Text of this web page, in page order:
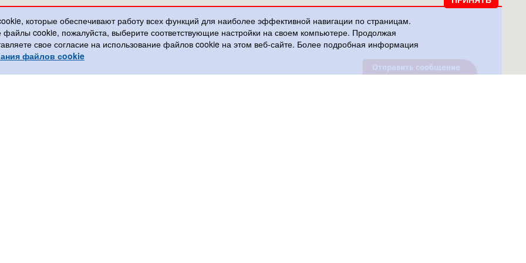
Отправить сообщение
которые обеспечивают работу всех функций для наиболее эффективной навигации по страницам.
cookie, пожалуйста, выберите соответствующие настройки на своем компьютере. Продолжая
свое согласие на использование файлов cookie на этом веб-сайте. Более подробная информация
файлов сookie